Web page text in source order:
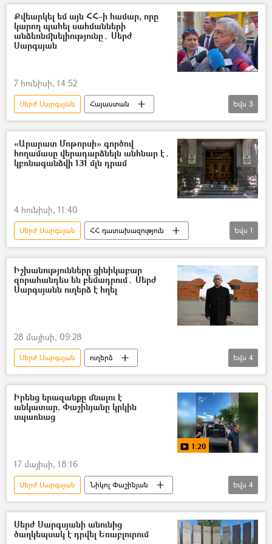
Քվեարկել եմ այն ՀՀ–ի համար, որը
կարող պահել սահմանների
անձեռնմխելիությունը․ Սերժ
Սարգսյան
7 հունիսի, 14:52
Սերժ Սարգսյան
Հայաստան
Հայաստանի Հանրապետական կուսակցություն (ՀՀԿ)
Ընտրություններ
Ազգային ժողովի ընտրություններ
Եվս 3
«Արարատ Մոթորսի» գործով
հողամասը վերադարձնելն անհնար է․
կբռնագանձվի 131 մլն դրամ
4 հունիսի, 11:40
Սերժ Սարգսյան
ՀՀ դատախազություն
բռնագանձում
Եվս 1
Իշխանությունները ցինիկաբար
զորահանդես են բեմադրում․ Սերժ
Սարգսյանն ուղերձ է հղել
28 մայիսի, 09:28
Սերժ Սարգսյան
ուղերձ
Հանրապետության հրապարակ
1–ին հանրապետության օր
զորահանդես
Սարդարապատ
Եվս 4
Իրենց երազանքը մնալու է
անկատար. Փաշինյանը կրկին
սպառնաց
1:20
17 մայիսի, 18:16
Սերժ Սարգսյան
Նիկոլ Փաշինյան
Երևան
քարոզարշավ
Սամվել Կարապետյան
Գագիկ Ծառուկյան
Ռոբերտ Քոչարյան
Եվս 4
Սերժ Սարգսյանի անունից
ծաղկեպսակ է դրվել Եռաբլուրում